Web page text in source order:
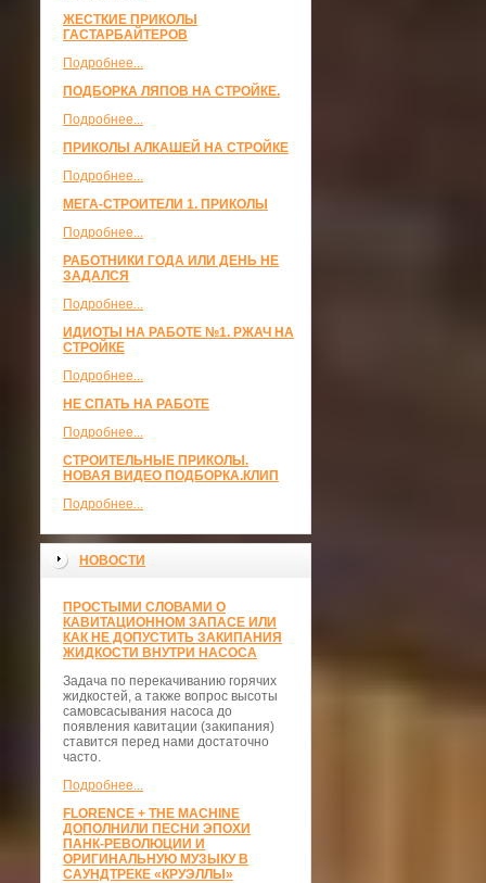
ЖЕСТКИЕ ПРИКОЛЫ
ГАСТАРБАЙТЕРОВ
Подробнее...
ПОДБОРКА ЛЯПОВ НА СТРОЙКЕ.
Подробнее...
ПРИКОЛЫ АЛКАШЕЙ НА СТРОЙКЕ
Подробнее...
МЕГА-СТРОИТЕЛИ 1. ПРИКОЛЫ
Подробнее...
РАБОТНИКИ ГОДА ИЛИ ДЕНЬ НЕ
ЗАДАЛСЯ
Подробнее...
ИДИОТЫ НА РАБОТЕ №1. РЖАЧ НА
СТРОЙКЕ
Подробнее...
НЕ СПАТЬ НА РАБОТЕ
Подробнее...
СТРОИТЕЛЬНЫЕ ПРИКОЛЫ.
НОВАЯ ВИДЕО ПОДБОРКА.КЛИП
Подробнее...
НОВОСТИ
ПРОСТЫМИ СЛОВАМИ О
КАВИТАЦИОННОМ ЗАПАСЕ ИЛИ
КАК НЕ ДОПУСТИТЬ ЗАКИПАНИЯ
ЖИДКОСТИ ВНУТРИ НАСОСА
Задача по перекачиванию горячих
жидкостей, а также вопрос высоты
самовсасывания насоса до
появления кавитации (закипания)
ставится перед нами достаточно
часто.
Подробнее...
FLORENCE + THE MACHINE
ДОПОЛНИЛИ ПЕСНИ ЭПОХИ
ПАНК-РЕВОЛЮЦИИ И
ОРИГИНАЛЬНУЮ МУЗЫКУ В
САУНДТРЕКЕ «КРУЭЛЛЫ»